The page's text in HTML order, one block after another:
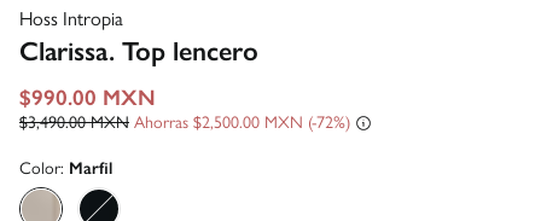
Hoss Intropia
Clarissa. Top lencero
$990.00 MXN
$3,490.00 MXN Ahorras $2,500.00 MXN 72
Color: Marfil